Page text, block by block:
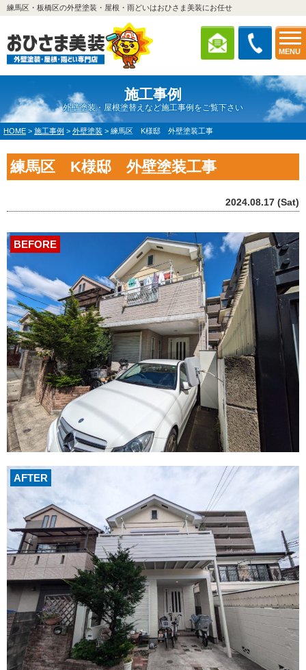
MENU
練馬区・板橋区の外壁塗装・屋根・雨どいはおひさま美装にお任せ
施工事例
外壁塗装・屋根塗替えなど施工事例をご覧下さい
HOME > 施工事例 > 外壁塗装 > 練馬区 K様邸 外壁塗装工事
練馬区 K様邸 外壁塗装工事
2024.08.17 (Sat)
AFTER
BEFORE